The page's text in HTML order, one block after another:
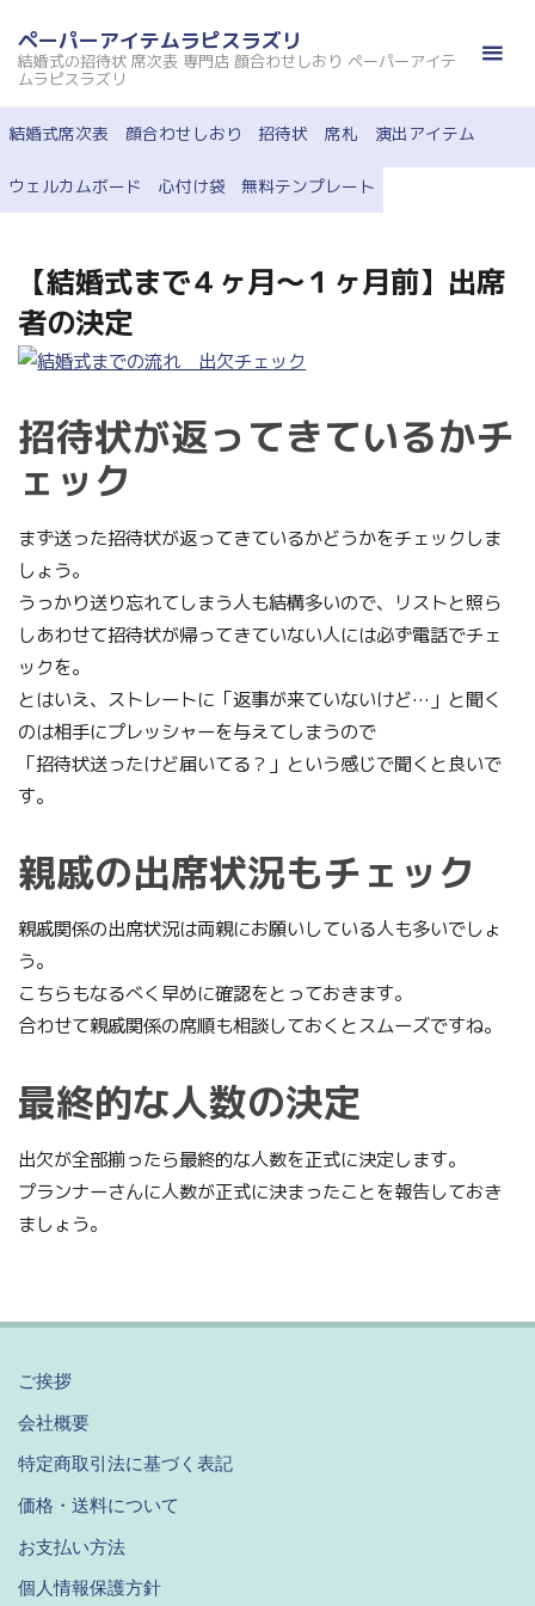
ン
ツ
へ
ス
ペーパーアイテムラピスラズリ
結婚式の招待状 席次表 専門店 顔合わせしおり ペーパーアイテ
ムラピスラズリ
結婚式席次表 顔合わせしおり 招待状 席札 演出アイテム
ウェルカムボード 心付け袋 無料テンプレート
【結婚式まで４ヶ月～１ヶ月前】出席
者の決定
招待状が返ってきているかチ
ェック
まず送った招待状が返ってきているかどうかをチェックしま
しょう。
うっかり送り忘れてしまう人も結構多いので、リストと照ら
しあわせて招待状が帰ってきていない人には必ず電話でチェ
ックを。
とはいえ、ストレートに「返事が来ていないけど…」と聞く
のは相手にプレッシャーを与えてしまうので
「招待状送ったけど届いてる？」という感じで聞くと良いで
す。
親戚の出席状況もチェック
親戚関係の出席状況は両親にお願いしている人も多いでしょ
う。
こちらもなるべく早めに確認をとっておきます。
合わせて親戚関係の席順も相談しておくとスムーズですね。
最終的な人数の決定
出欠が全部揃ったら最終的な人数を正式に決定します。
プランナーさんに人数が正式に決まったことを報告しておき
ましょう。
ご挨拶
会社概要
特定商取引法に基づく表記
価格・送料について
お支払い方法
個人情報保護方針